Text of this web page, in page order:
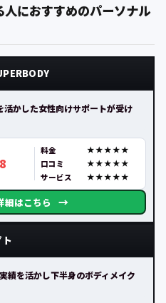
におすすめのパーソナル
かした女性向けサポートが受け
料金
口コミ
サービス
細はこちら →
績を活かし下半身のボディメイク